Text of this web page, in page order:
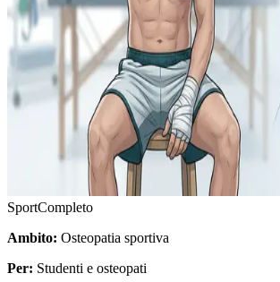
SportCompleto
Ambito: Osteopatia sportiva
Per: Studenti e osteopati